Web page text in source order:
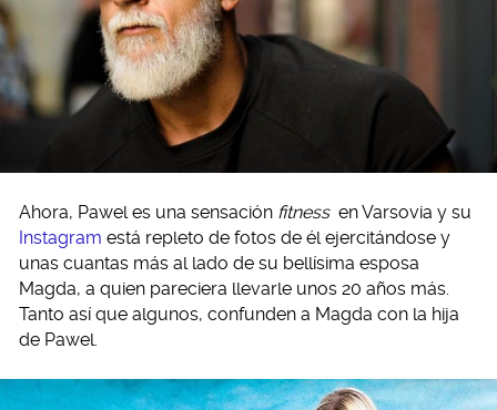
Ahora, Pawel es una sensación fitness en Varsovia y su
Instagram está repleto de fotos de él ejercitándose y
unas cuantas más al lado de su bellísima esposa
Magda, a quien pareciera llevarle unos 20 años más.
Tanto así que algunos, confunden a Magda con la hija
de Pawel.